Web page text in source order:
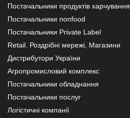
Постачальники продуктів харчування
Постачальники nonfood
Постачальники Private Label
Retail. Роздрібні мережі, Магазини
Дистрибутори України
Агропромисловий комплекс
Постачальники обладнання
Постачальники послуг
Логістичні компанії